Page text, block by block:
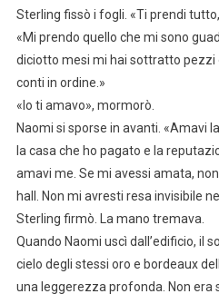
Sterling fissò i fogli. «Ti prendi
«Mi prendo quello che mi sono
diciotto mesi mi hai sottratto pezzi
conti in ordine.»
«Io ti amavo», mormorò.
Naomi si sporse in avanti. «Amavi
la casa che ho pagato e la
amavi me. Se mi avessi amata,
hall. Non mi avresti resa invisibile
Sterling firmò. La mano tremava.
Quando Naomi uscì dall’edificio, il
cielo degli stessi oro e bordeaux
una leggerezza profonda. Non era